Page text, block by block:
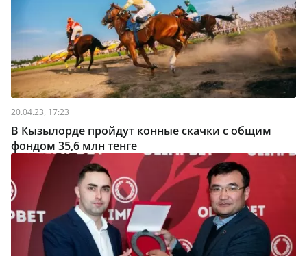
20.04.23, 17:23
В Кызылорде пройдут конные скачки с общим
фондом 35,6 млн тенге